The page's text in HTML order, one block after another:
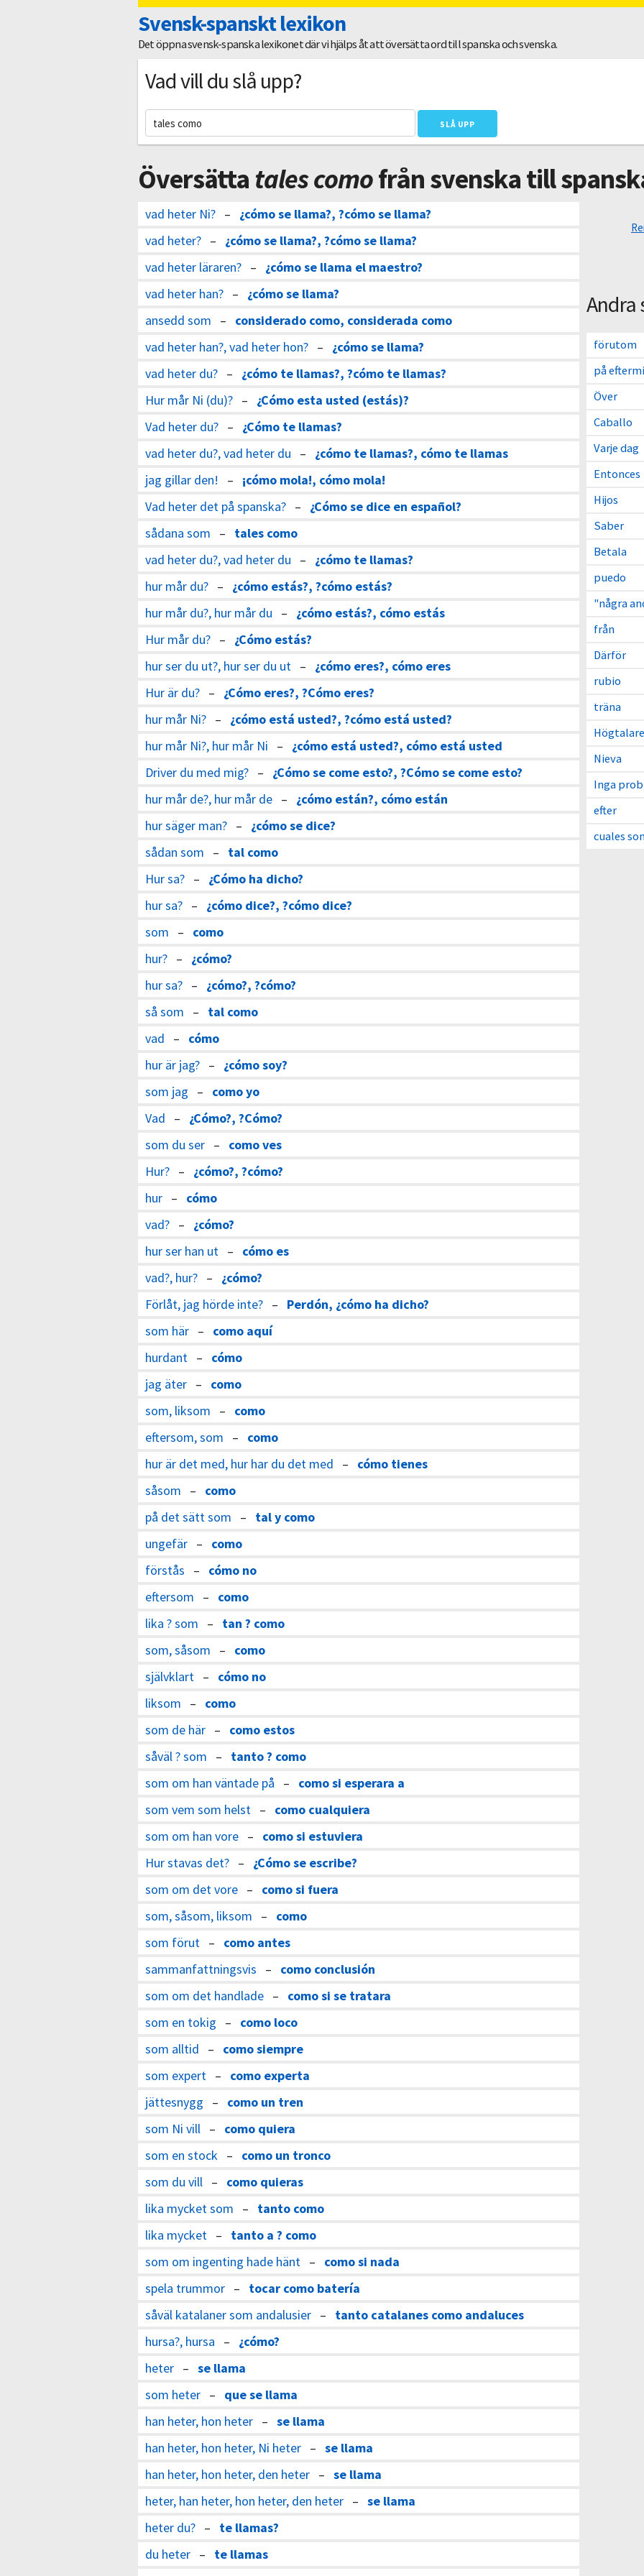
Svensk-spanskt lexikon
Det öppna svensk-spanska lexikonet där vi hjälps åt att översätta ord till spanska och svenska.
Vad vill du slå upp?
Översättatales comofrån svenska till
Andra
förutom
på
Över
Caballo
Varje dag
Entonces
Hijos
Saber
Betala
puedo
"några
från
Därför
rubio
träna
Högtalare
Nieva
Inga
efter
cuales
vad heter Ni? – ¿cómo se llama?, ?cómo se llama?
vad heter? – ¿cómo se llama?, ?cómo se llama?
vad heter läraren? – ¿cómo se llama el maestro?
vad heter han? – ¿cómo se llama?
ansedd som – considerado como, considerada como
vad heter han?, vad heter hon? – ¿cómo se llama?
vad heter du? – ¿cómo te llamas?, ?cómo te llamas?
Hur mår Ni (du)? – ¿Cómo esta usted (estás)?
Vad heter du? – ¿Cómo te llamas?
vad heter du?, vad heter du – ¿cómo te llamas?, cómo te llamas
jag gillar den! – ¡cómo mola!, cómo mola!
Vad heter det på spanska? – ¿Cómo se dice en español?
sådana som – tales como
vad heter du?, vad heter du – ¿cómo te llamas?
hur mår du? – ¿cómo estás?, ?cómo estás?
hur mår du?, hur mår du – ¿cómo estás?, cómo estás
Hur mår du? – ¿Cómo estás?
hur ser du ut?, hur ser du ut – ¿cómo eres?, cómo eres
Hur är du? – ¿Cómo eres?, ?Cómo eres?
hur mår Ni? – ¿cómo está usted?, ?cómo está usted?
hur mår Ni?, hur mår Ni – ¿cómo está usted?, cómo está usted
Driver du med mig? – ¿Cómo se come esto?, ?Cómo se come esto?
hur mår de?, hur mår de – ¿cómo están?, cómo están
hur säger man? – ¿cómo se dice?
sådan som – tal como
Hur sa? – ¿Cómo ha dicho?
hur sa? – ¿cómo dice?, ?cómo dice?
som – como
hur? – ¿cómo?
hur sa? – ¿cómo?, ?cómo?
så som – tal como
vad – cómo
hur är jag? – ¿cómo soy?
som jag – como yo
Vad – ¿Cómo?, ?Cómo?
som du ser – como ves
Hur? – ¿cómo?, ?cómo?
hur – cómo
vad? – ¿cómo?
hur ser han ut – cómo es
vad?, hur? – ¿cómo?
Förlåt, jag hörde inte? – Perdón, ¿cómo ha dicho?
som här – como aquí
hurdant – cómo
jag äter – como
som, liksom – como
eftersom, som – como
hur är det med, hur har du det med – cómo tienes
såsom – como
på det sätt som – tal y como
ungefär – como
förstås – cómo no
eftersom – como
lika ? som – tan ? como
som, såsom – como
självklart – cómo no
liksom – como
som de här – como estos
såväl ? som – tanto ? como
som om han väntade på – como si esperara a
som vem som helst – como cualquiera
som om han vore – como si estuviera
Hur stavas det? – ¿Cómo se escribe?
som om det vore – como si fuera
som, såsom, liksom – como
som förut – como antes
sammanfattningsvis – como conclusión
som om det handlade – como si se tratara
som en tokig – como loco
som alltid – como siempre
som expert – como experta
jättesnygg – como un tren
som Ni vill – como quiera
som en stock – como un tronco
som du vill – como quieras
lika mycket som – tanto como
lika mycket – tanto a ? como
som om ingenting hade hänt – como si nada
spela trummor – tocar como batería
såväl katalaner som andalusier – tanto catalanes como andaluces
hursa?, hursa – ¿cómo?
heter – se llama
som heter – que se llama
han heter, hon heter – se llama
han heter, hon heter, Ni heter – se llama
han heter, hon heter, den heter – se llama
heter, han heter, hon heter, den heter – se llama
heter du? – te llamas?
du heter – te llamas